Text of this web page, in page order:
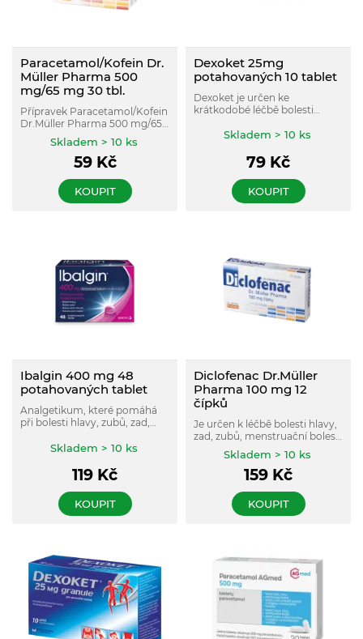
Paracetamol/Kofein Dr.
Müller Pharma 500
mg/65 mg 30 tbl.
Přípravek Paracetamol/Kofein
Dr.Müller Pharma 500 mg/65
mg obsahuje kombinaci dvou
léčivých látek, která je účinná
proti bolesti a horečce.
Skladem > 10 ks
59Kč
KOUPIT
Dexoket 25mg
potahovaných 10 tablet
Dexoket je určen ke
krátkodobé léčbě bolesti
intenzity jako jsou např.
kloubů a bolesti při
menstruaci.
Skladem > 10 ks
79 Kč
KOUPIT
Ibalgin 400 mg 48
potahovaných tablet
Analgetikum, které pomáhá
při bolesti hlavy, zubů, zad,
bolesti, snižuje horečku a
dospívající od 12 let.
Skladem > 10 ks
119 Kč
KOUPIT
Diclofenac Dr.Müller
Pharma 100 mg 12
čípků
Je určen k léčbě bolesti hlavy,
zad, zubů, menstruační bolesti
nebo poúrazové a pooperační
bolesti u dospělých.
Skladem > 10 ks
159 Kč
KOUPIT